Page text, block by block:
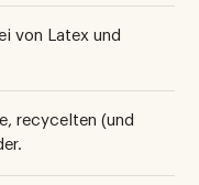
von Latex und
recycelten (und